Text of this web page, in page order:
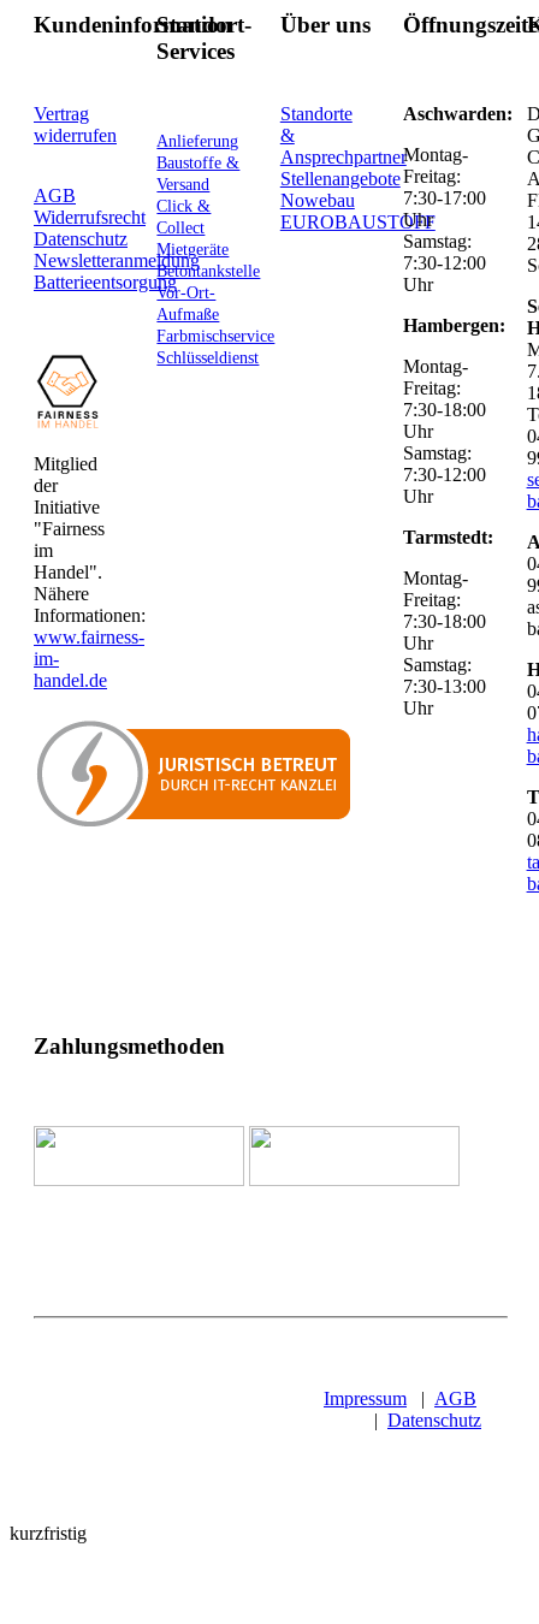
Kundeninformation
Vertrag
widerrufen
AGB
Widerrufsrecht
Datenschutz
Newsletteranmeldung
Batterieentsorgung
Mitglied
der
Initiative
"Fairness
im
Handel".
Nähere
Informationen:
www.fairness-
im-
handel.de
Standort-
Services
Anlieferung
Baustoffe &
Versand
Click &
Collect
Mietgeräte
Betontankstelle
Vor-Ort-
Aufmaße
Farbmischservice
Schlüsseldienst
Über uns
Standorte
&
Ansprechpartner
Stellenangebote
Nowebau
EUROBAUSTOFF
Aschwarden:
Montag-
Freitag:
7:30-17:00
Uhr
Samstag:
7:30-12:00
Uhr
Hambergen:
Montag-
Freitag:
7:30-18:00
Uhr
Samstag:
7:30-12:00
Uhr
Tarmstedt:
Montag-
Freitag:
7:30-18:00
Uhr
Samstag:
7:30-13:00
Uhr
Zahlungsmethoden
Impressum | AGB
| Datenschutz
kurzfristig